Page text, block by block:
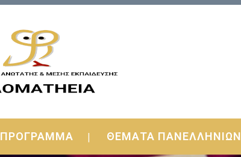
ΠΡΟΓΡΑΜΜΑ ΘΕΜΑΤΑ ΠΑΝΕΛΛΗΝΙΩΝ